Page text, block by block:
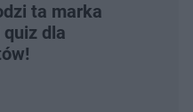
ta marka
dla